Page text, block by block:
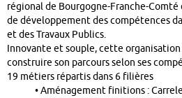
régional de Bourgogne-Franche-Comté
de développement des compétences
et des Travaux Publics.
Innovante et souple, cette organisation
construire son parcours selon ses
19 métiers répartis dans 6 filières
• Aménagement finitions :